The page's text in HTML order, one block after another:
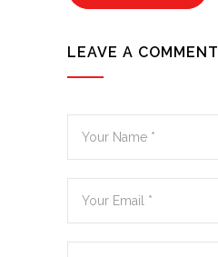
LEAVE A COMMENT